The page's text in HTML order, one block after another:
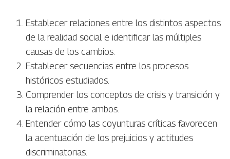
Establecer relaciones entre los distintos aspectos
de la realidad social e identificar las múltiples
causas de los cambios.
Establecer secuencias entre los procesos
históricos estudiados.
Comprender los conceptos de crisis y transición y
la relación entre ambos.
Entender cómo las coyunturas críticas favorecen
la acentuación de los prejuicios y actitudes
discriminatorias.